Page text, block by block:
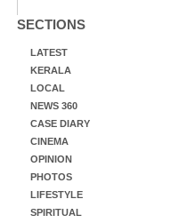
SECTIONS
LATEST
KERALA
LOCAL
NEWS 360
CASE DIARY
CINEMA
OPINION
PHOTOS
LIFESTYLE
SPIRITUAL